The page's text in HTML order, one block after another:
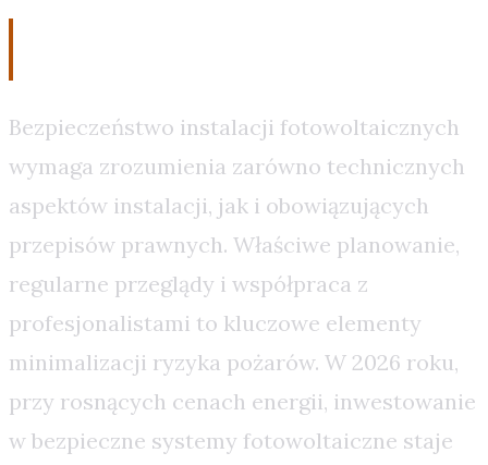
Bezpieczeństwo instalacji fotowoltaicznych
wymaga zrozumienia zarówno technicznych
aspektów instalacji, jak i obowiązujących
przepisów prawnych. Właściwe planowanie,
regularne przeglądy i współpraca z
profesjonalistami to kluczowe elementy
minimalizacji ryzyka pożarów. W 2026 roku,
przy rosnących cenach energii, inwestowanie
w bezpieczne systemy fotowoltaiczne staje